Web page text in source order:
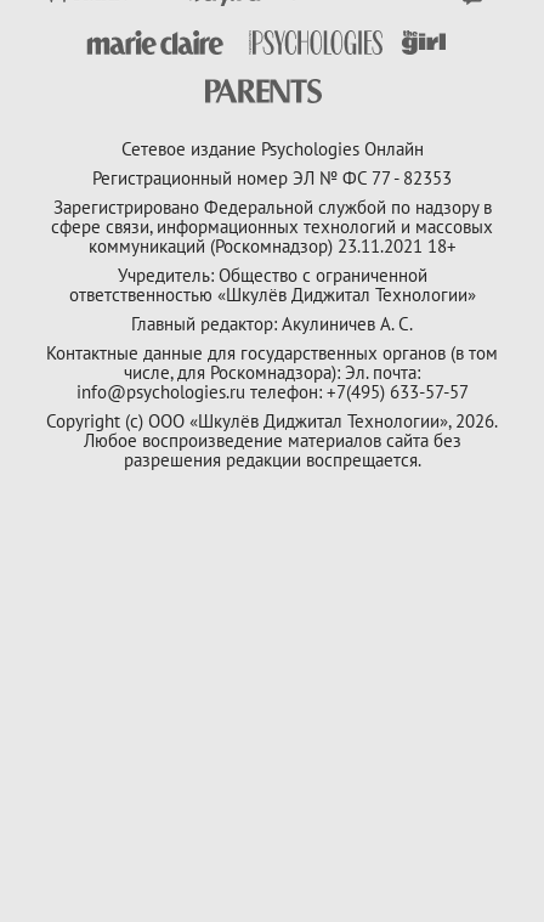
Сетевое издание Psychologies Онлайн
Регистрационный номер ЭЛ № ФС 77 - 82353
Зарегистрировано Федеральной службой по надзору в
сфере связи, информационных технологий и массовых
коммуникаций (Роскомнадзор) 23.11.2021 18+
Учредитель: Общество с ограниченной
ответственностью «Шкулёв Диджитал Технологии»
Главный редактор: Акулиничев А. С.
Контактные данные для государственных органов (в том
числе, для Роскомнадзора): Эл. почта:
info@psychologies.ru телефон: +7(495) 633-57-57
Copyright (с) ООО «Шкулёв Диджитал Технологии», 2026.
Любое воспроизведение материалов сайта без
разрешения редакции воспрещается.